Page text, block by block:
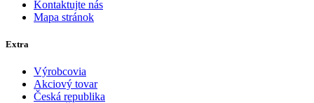
Kontaktujte nás
Mapa stránok
Extra
Výrobcovia
Akciový tovar
Česká republika